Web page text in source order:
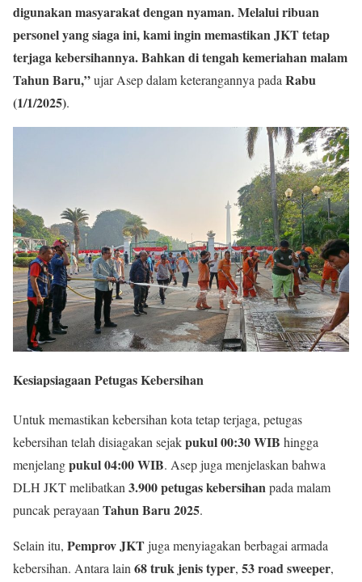
digunakan masyarakat dengan nyaman. Melalui ribuan
personel yang siaga ini, kami ingin memastikan JKT tetap
terjaga kebersihannya. Bahkan di tengah kemeriahan malam
Tahun Baru,”ujar Asep dalam keterangannya padaRabu
(1/1/2025).
Kesiapsiagaan Petugas Kebersihan
Untuk memastikan kebersihan kota tetap terjaga, petugas
kebersihan telah disiagakan sejakpukul 00:30 WIB hingga
menjelangpukul 04:00 WIB. Asep juga menjelaskan bahwa
DLH JKT melibatkan 3.900 petugas kebersihanpada malam
puncak perayaan Tahun Baru 2025.
Selain itu, Pemprov JKTjuga menyiagakan berbagai armada
kebersihan. Antara lain 68 truk jenis typer, 53 road sweeper,